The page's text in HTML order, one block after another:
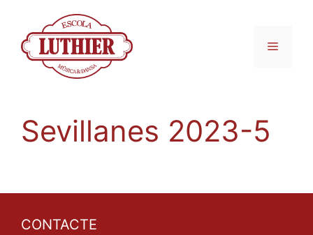
Sevillanes 2023-5
CONTACTE